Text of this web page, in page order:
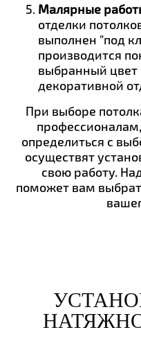
Малярные
отделки
выполнен "под
производится
выбранный цвет
декоративной
При выборе
определиться с
осуществят
свою работу.
поможет вам